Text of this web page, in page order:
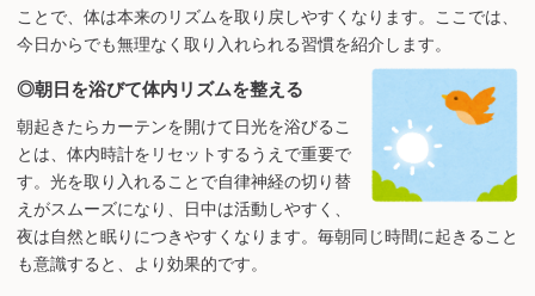
ことで、体は本来のリズムを取り戻しやすくなります。ここでは、
今日からでも無理なく取り入れられる習慣を紹介します。
◎朝日を浴びて体内リズムを整える
朝起きたらカーテンを開けて日光を浴びるこ
とは、体内時計をリセットするうえで重要で
す。光を取り入れることで自律神経の切り替
えがスムーズになり、日中は活動しやすく、
夜は自然と眠りにつきやすくなります。毎朝同じ時間に起きること
も意識すると、より効果的です。